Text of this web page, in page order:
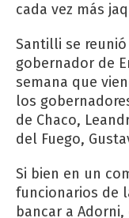
cada vez más
Santilli se
gobernador de
semana que
los
de Chaco,
del Fuego,
Si bien en un
funcionarios de
bancar a